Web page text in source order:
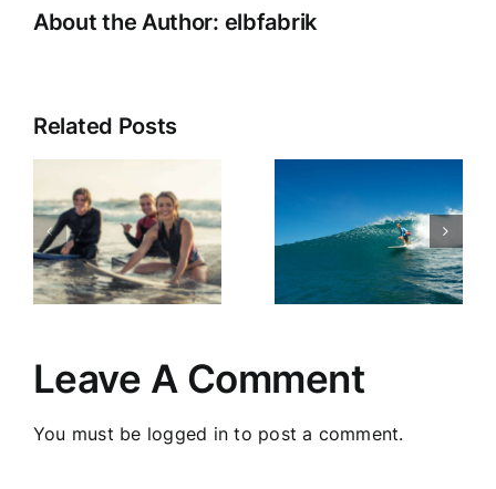
About the Author: elbfabrik
Related Posts
aktuelle
Lage in
Spanien
und
Wir starten
in die neue
Saison
2021!
Leave A Comment
You must be logged in to post a comment.